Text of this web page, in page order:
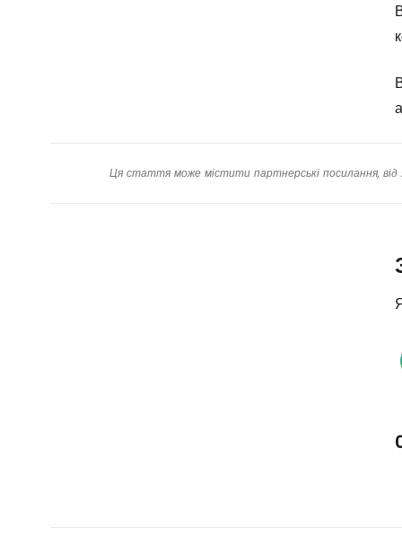
Ця стаття може містити партнерські посилання,